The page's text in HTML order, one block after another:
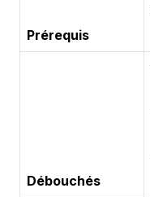
Prérequis
Débouchés